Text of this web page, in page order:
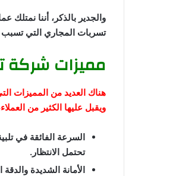
والجدير بالذكر، أننا
تسربات المجاري التي تسبب
مميزات شركة
هناك العديد من المميزات
ويقبل عليها الكثير من
السرعة الفائقة في
تحتمل الانتظار.
الأمانة الشديدة